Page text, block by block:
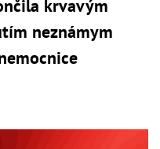
krvavým
neznámym